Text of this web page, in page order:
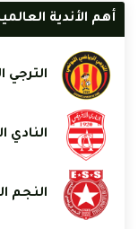
أهم الأندية
الترجي
النادي
النجم